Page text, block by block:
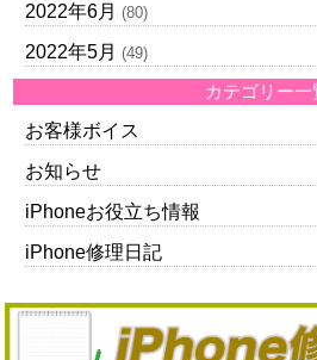
2022年6月 (80)
2022年5月 (49)
カテゴリー一
お客様ボイス
お知らせ
iPhoneお役立ち情報
iPhone修理日記